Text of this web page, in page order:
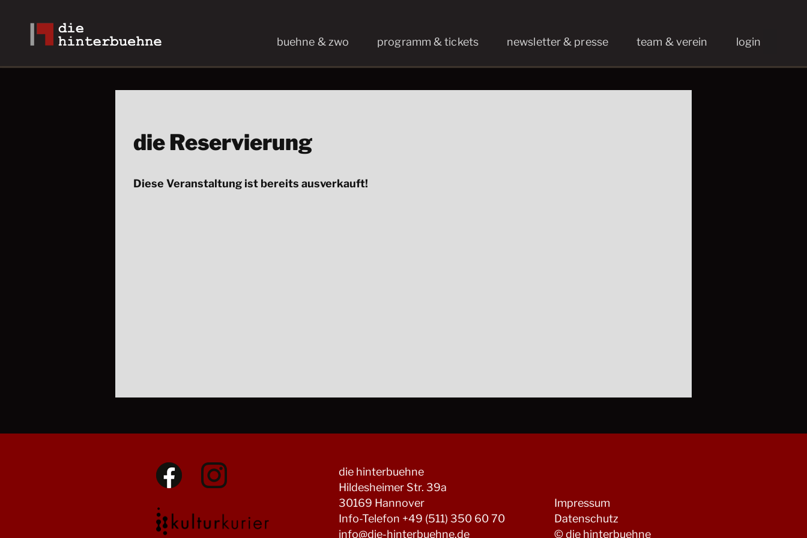
buehne & zwo programm & tickets newsletter & presse team & verein login
die Reservierung
Diese Veranstaltung ist bereits ausverkauft!
die hinterbuehne
Hildesheimer Str. 39a
30169 Hannover
Info-Telefon +49 (511) 350 60 70
info@die-hinterbuehne.de
Impressum
Datenschutz
© die hinterbuehne